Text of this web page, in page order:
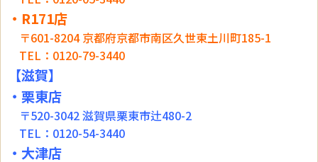
・R171店
〒601-8204 京都府京都市南区久世東土川町185-1
TEL：0120-79-3440
【滋賀】
・ 栗東店
〒520-3042 滋賀県栗東市辻480-2
TEL：0120-54-3440
・大津店